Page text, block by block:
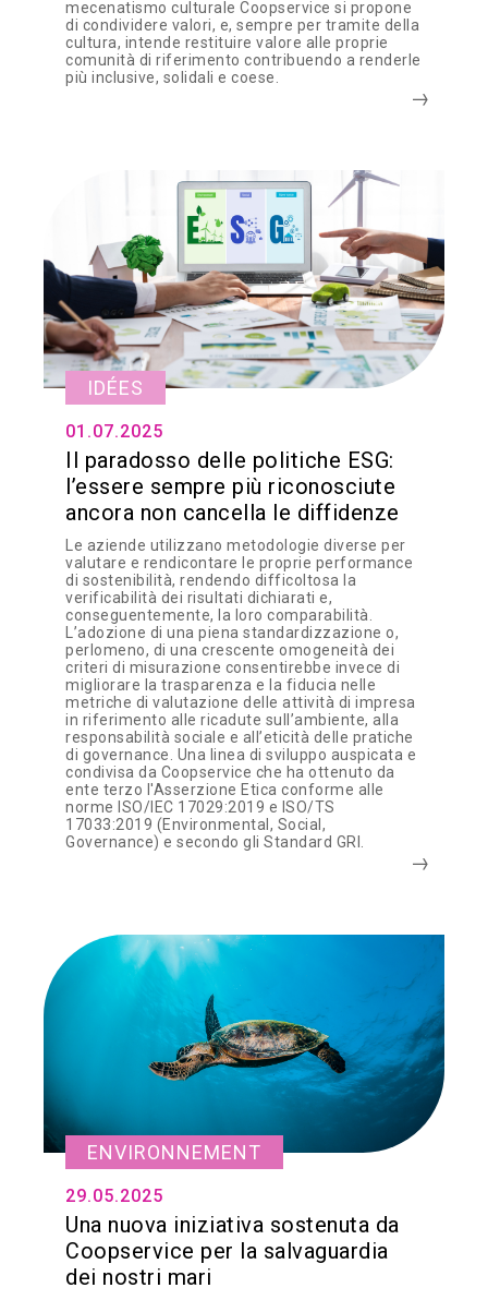
mecenatismo culturale Coopservice si propone
di condividere valori, e, sempre per tramite della
cultura, intende restituire valore alle proprie
comunità di riferimento contribuendo a renderle
più inclusive, solidali e coese.
IDÉES
01.07.2025
Il paradosso delle politiche ESG:
l’essere sempre più riconosciute
ancora non cancella le diffidenze
Le aziende utilizzano metodologie diverse per
valutare e rendicontare le proprie performance
di sostenibilità, rendendo difficoltosa la
verificabilità dei risultati dichiarati e,
conseguentemente, la loro comparabilità.
L’adozione di una piena standardizzazione o,
perlomeno, di una crescente omogeneità dei
criteri di misurazione consentirebbe invece di
migliorare la trasparenza e la fiducia nelle
metriche di valutazione delle attività di impresa
in riferimento alle ricadute sull’ambiente, alla
responsabilità sociale e all’eticità delle pratiche
di governance. Una linea di sviluppo auspicata e
condivisa da Coopservice che ha ottenuto da
ente terzo l'Asserzione Etica conforme alle
norme ISO/IEC 17029:2019 e ISO/TS
17033:2019 (Environmental, Social,
Governance) e secondo gli Standard GRI.
ENVIRONNEMENT
29.05.2025
Una nuova iniziativa sostenuta da
Coopservice per la salvaguardia
dei nostri mari